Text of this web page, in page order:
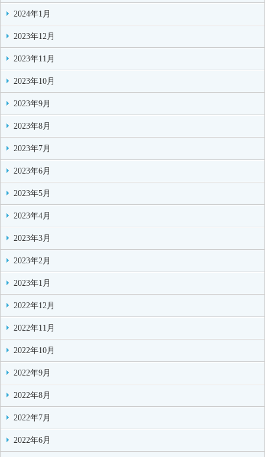
2024年1月
2023年12月
2023年11月
2023年10月
2023年9月
2023年8月
2023年7月
2023年6月
2023年5月
2023年4月
2023年3月
2023年2月
2023年1月
2022年12月
2022年11月
2022年10月
2022年9月
2022年8月
2022年7月
2022年6月